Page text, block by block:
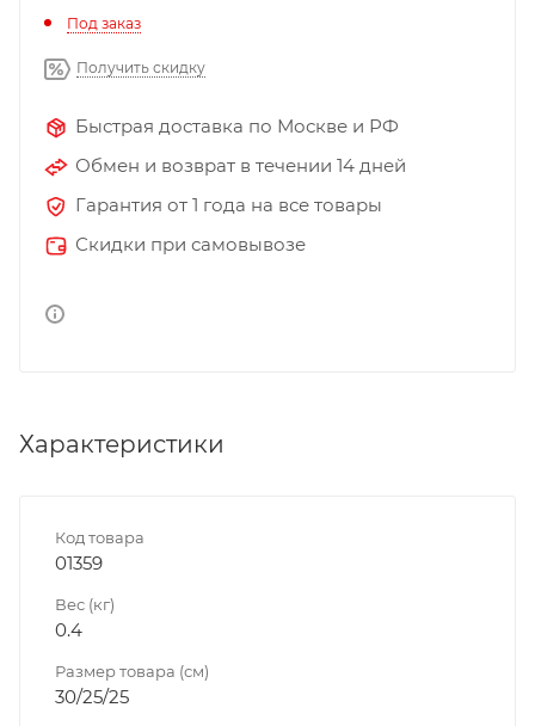
Под заказ
Получить скидку
Быстрая доставка по Москве и РФ
Обмен и возврат в течении 14 дней
Гарантия от 1 года на все товары
Скидки при самовывозе
Характеристики
Код товара
01359
Вес (кг)
0.4
Размер товара (см)
30/25/25